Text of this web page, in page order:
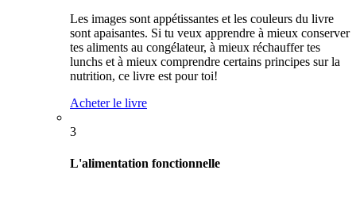
Les images sont appétissantes et les couleurs du livre
sont apaisantes. Si tu veux apprendre à mieux conserver
tes aliments au congélateur, à mieux réchauffer tes
lunchs et à mieux comprendre certains principes sur la
nutrition, ce livre est pour toi!
Acheter le livre
3
L'alimentation fonctionnelle